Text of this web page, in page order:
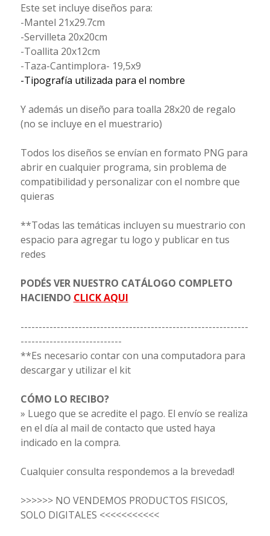
Este set incluye diseños para:
-Mantel 21x29.7cm
-Servilleta 20x20cm
-Toallita 20x12cm
-Taza-Cantimplora- 19,5x9
-Tipografía utilizada para el nombre
Y además un diseño para toalla 28x20 de regalo
(no se incluye en el muestrario)
Todos los diseños se envían en formato PNG para
abrir en cualquier programa, sin problema de
compatibilidad y personalizar con el nombre que
quieras
**Todas las temáticas incluyen su muestrario con
espacio para agregar tu logo y publicar en tus
redes
PODÉS VER NUESTRO CATÁLOGO COMPLETO
HACIENDO CLICK AQUI
---------------------------------------------------------------
----------------------------
**Es necesario contar con una computadora para
descargar y utilizar el kit
CÓMO LO RECIBO?
» Luego que se acredite el pago. El envío se realiza
en el día al mail de contacto que usted haya
indicado en la compra.
Cualquier consulta respondemos a la brevedad!
>>>>>> NO VENDEMOS PRODUCTOS FISICOS,
SOLO DIGITALES <<<<<<<<<<<